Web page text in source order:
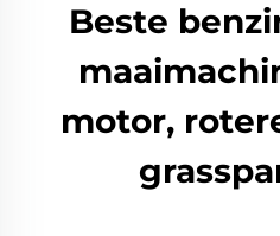
Beste
motor,